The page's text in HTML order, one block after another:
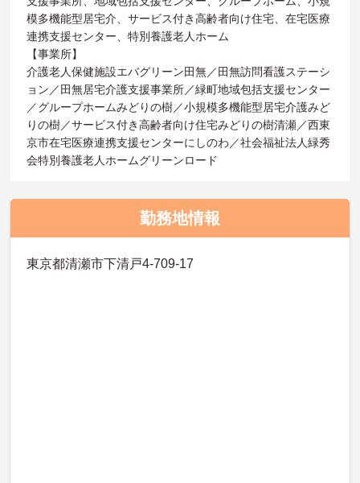
模多機能型居宅介、サービス付き高齢者向け住宅、在宅医療
連携支援センター、特別養護老人ホーム
【事業所】
介護老人保健施設エバグリーン田無／田無訪問看護ステーシ
ョン／田無居宅介護支援事業所／緑町地域包括支援センター
／グループホームみどりの樹／小規模多機能型居宅介護みど
りの樹／サービス付き高齢者向け住宅みどりの樹清瀬／西東
京市在宅医療連携支援センターにしのわ／社会福祉法人緑秀
会特別養護老人ホームグリーンロード
勤務地情報
東京都清瀬市下清戸4-709-17